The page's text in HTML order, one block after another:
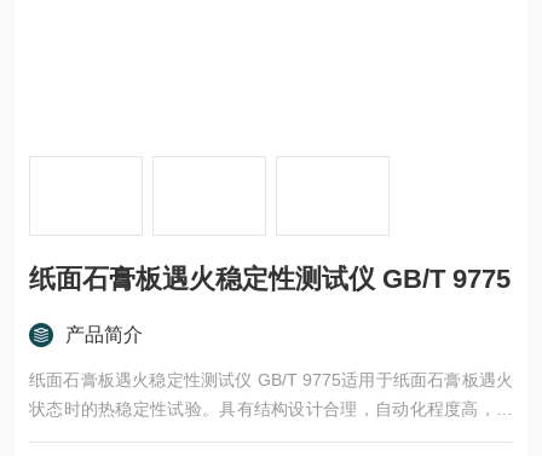
纸面石膏板遇火稳定性测试仪 GB/T 9775
产品简介
纸面石膏板遇火稳定性测试仪 GB/T 9775适用于纸面石膏板遇火
状态时的热稳定性试验。具有结构设计合理，自动化程度高，记
录时间准确，性能稳定，操作方便的特点。